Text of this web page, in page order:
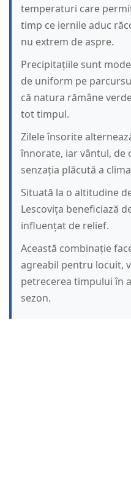
temperaturi care
timp ce iernile aduc
nu extrem de aspre.
Precipitațiile sunt
de uniform pe
că natura rămâne
tot timpul.
Zilele însorite
înnorate, iar vântul, de
senzația plăcută a
Situată la o altitudine
Lescovița beneficiază
influențat de relief.
Această combinație
agreabil pentru locuit,
petrecerea timpului în
sezon.